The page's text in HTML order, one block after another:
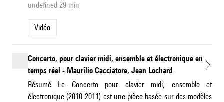
undefined 29 min
Vidéo
Concerto, pour clavier midi, ensemble et électronique en
temps réel - Maurilio Cacciatore, Jean Lochard
Résumé Le Concerto pour clavier midi, ensemble et
électronique (2010-2011) est une pièce basée sur des modèles